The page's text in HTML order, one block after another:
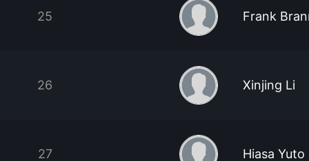
25 Frank
26 Xinjing Li
27 Hiasa Yuto